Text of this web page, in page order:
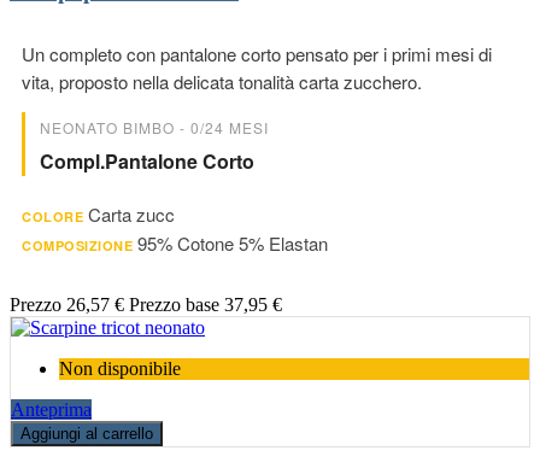
Un completo con pantalone corto pensato per i primi mesi di
vita, proposto nella delicata tonalità carta zucchero.
NEONATO BIMBO - 0/24 MESI
Compl.pantalone Corto
COLORE Carta zucc
COMPOSIZIONE 95% Cotone 5% Elastan
Prezzo 26,57 € Prezzo base 37,95 €
Non disponibile
Anteprima
Aggiungi al carrello